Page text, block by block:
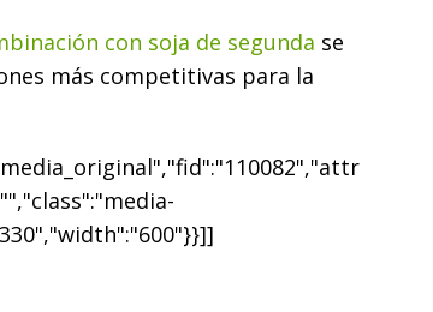
con soja de segunda se
más competitivas para la